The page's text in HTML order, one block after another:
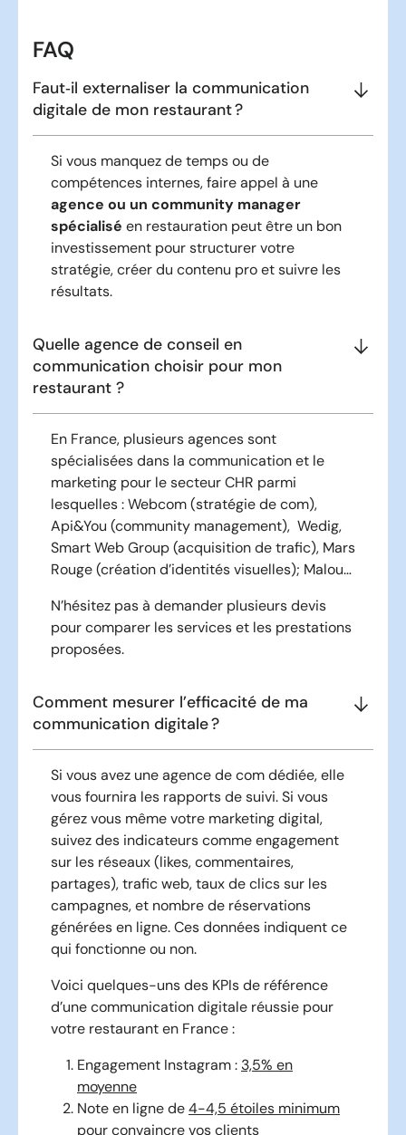
FAQ
Faut‑il externaliser la communication
digitale de mon restaurant ?
Si vous manquez de temps ou de
compétences internes, faire appel à une
agence ou un community manager
spécialisé en restauration peut être un bon
investissement pour structurer votre
stratégie, créer du contenu pro et suivre les
résultats.
Quelle agence de conseil en
communication choisir pour mon
restaurant ?
En France, plusieurs agences sont
spécialisées dans la communication et le
marketing pour le secteur CHR parmi
lesquelles : Webcom (stratégie de com),
Api&You (community management), Wedig,
Smart Web Group (acquisition de trafic), Mars
Rouge (création d’identités visuelles); Malou…
N’hésitez pas à demander plusieurs devis
pour comparer les services et les prestations
proposées.
Comment mesurer l’efficacité de ma
communication digitale ?
Si vous avez une agence de com dédiée, elle
vous fournira les rapports de suivi. Si vous
gérez vous même votre marketing digital,
suivez des indicateurs comme engagement
sur les réseaux (likes, commentaires,
partages), trafic web, taux de clics sur les
campagnes, et nombre de réservations
générées en ligne. Ces données indiquent ce
qui fonctionne ou non.
Voici quelques-uns des KPIs de référence
d’une communication digitale réussie pour
votre restaurant en France :
Engagement Instagram : 3,5% en
moyenne
Note en ligne de4-4,5 étoiles minimum
pour convaincre vos clients